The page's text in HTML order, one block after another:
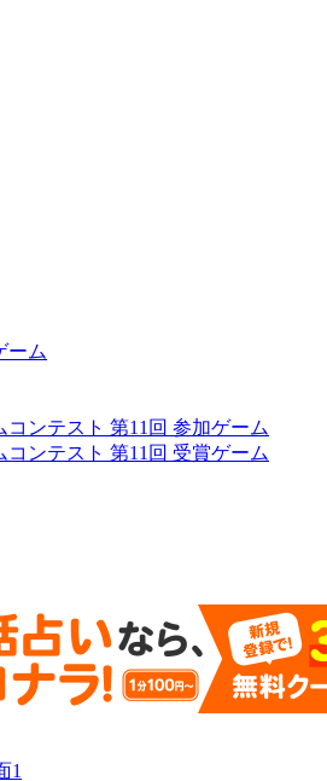
ーム
ンテスト 第11回 参加ゲーム
ンテスト 第11回 受賞ゲーム